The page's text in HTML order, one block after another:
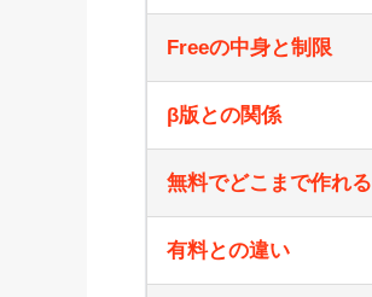
Freeの中身と制限
β版との関係
無料でどこまで作れる
有料との違い